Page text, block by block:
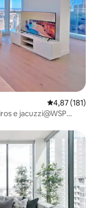
4,87 de uma
4,87 (181)
e jacuzzi@WSP